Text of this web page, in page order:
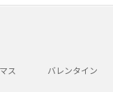
ス バレンタイン